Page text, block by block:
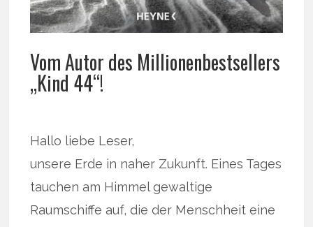
Vom Autor des Millionenbestsellers
„Kind 44“!
Hallo liebe Leser,
unsere Erde in naher Zukunft. Eines Tages
tauchen am Himmel gewaltige
Raumschiffe auf, die der Menschheit eine